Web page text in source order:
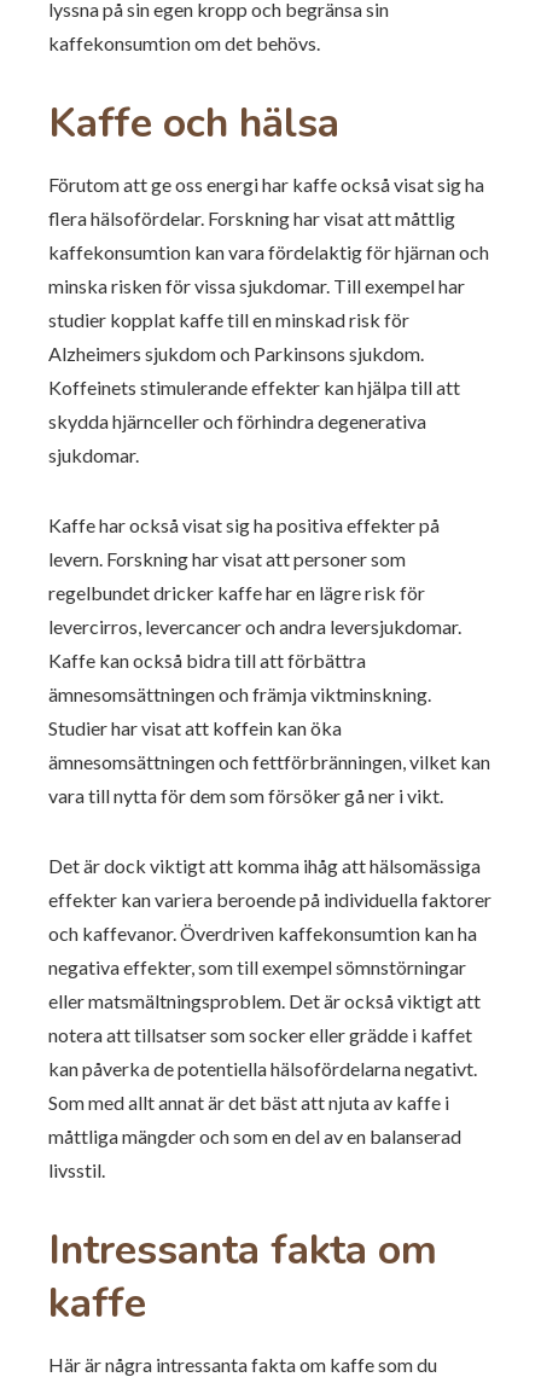
lyssna på sin egen kropp och begränsa sin
kaffekonsumtion om det behövs.
Kaffe och hälsa
Förutom att ge oss energi har kaffe också visat sig ha
flera hälsofördelar. Forskning har visat att måttlig
kaffekonsumtion kan vara fördelaktig för hjärnan och
minska risken för vissa sjukdomar. Till exempel har
studier kopplat kaffe till en minskad risk för
Alzheimers sjukdom och Parkinsons sjukdom.
Koffeinets stimulerande effekter kan hjälpa till att
skydda hjärnceller och förhindra degenerativa
sjukdomar.
Kaffe har också visat sig ha positiva effekter på
levern. Forskning har visat att personer som
regelbundet dricker kaffe har en lägre risk för
levercirros, levercancer och andra leversjukdomar.
Kaffe kan också bidra till att förbättra
ämnesomsättningen och främja viktminskning.
Studier har visat att koffein kan öka
ämnesomsättningen och fettförbränningen, vilket kan
vara till nytta för dem som försöker gå ner i vikt.
Det är dock viktigt att komma ihåg att hälsomässiga
effekter kan variera beroende på individuella faktorer
och kaffevanor. Överdriven kaffekonsumtion kan ha
negativa effekter, som till exempel sömnstörningar
eller matsmältningsproblem. Det är också viktigt att
notera att tillsatser som socker eller grädde i kaffet
kan påverka de potentiella hälsofördelarna negativt.
Som med allt annat är det bäst att njuta av kaffe i
måttliga mängder och som en del av en balanserad
livsstil.
Intressanta fakta om
kaffe
Här är några intressanta fakta om kaffe som du